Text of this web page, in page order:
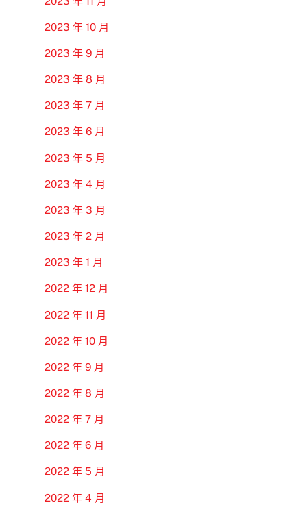
2023 年 10 月
2023 年 9 月
2023 年 8 月
2023 年 7 月
2023 年 6 月
2023 年 5 月
2023 年 4 月
2023 年 3 月
2023 年 2 月
2023 年 1 月
2022 年 12 月
2022 年 11 月
2022 年 10 月
2022 年 9 月
2022 年 8 月
2022 年 7 月
2022 年 6 月
2022 年 5 月
2022 年 4 月